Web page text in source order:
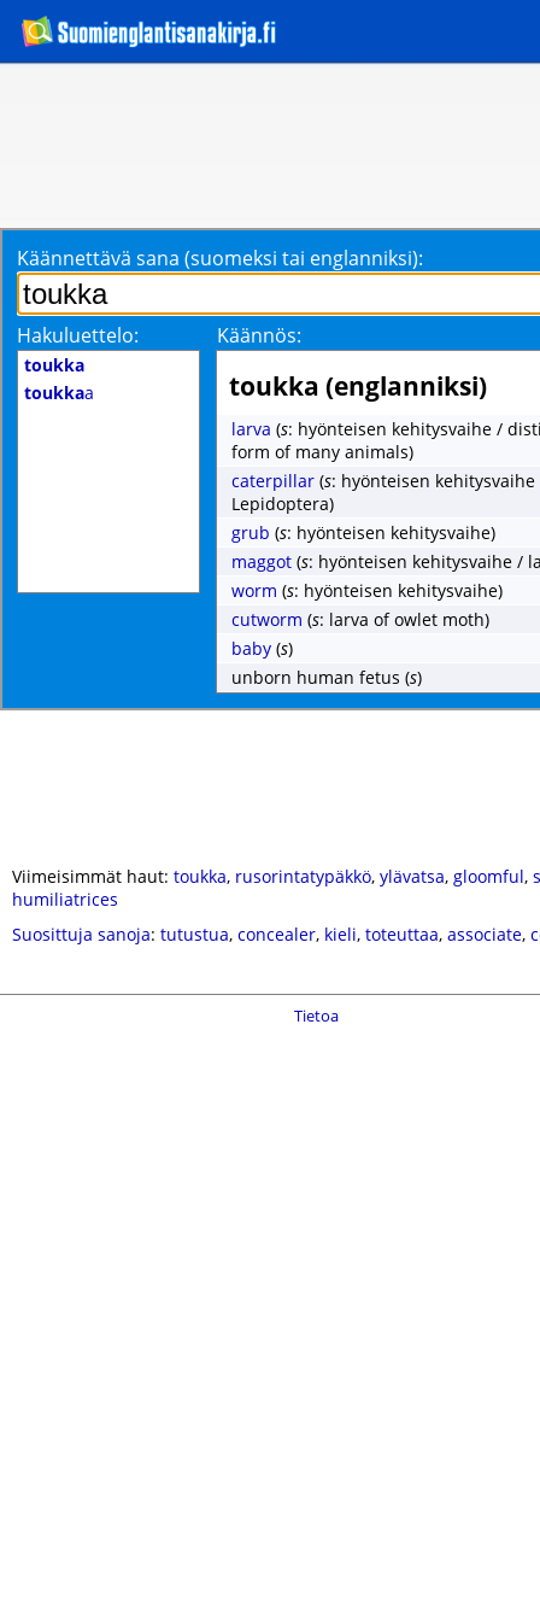
Käännettävä sana (suomeksi tai englanniksi):
Hakuluettelo: Käännös:
toukka
toukkaa toukka (englanniksi)
larva (s: hyönteisen kehitysvaihe /
form of many animals)
caterpillar (s: hyönteisen
Lepidoptera)
grub (s: hyönteisen kehitysvaihe)
maggot (s: hyönteisen kehitysvaihe /
worm (s: hyönteisen kehitysvaihe)
cutworm (s: larva of owlet moth)
baby (s)
unborn human fetus (s)
Viimeisimmät haut: toukka, rusorintatypäkkö, ylävatsa, gloomful,
humiliatrices
Suosittuja sanoja: tutustua, concealer, kieli, toteuttaa, associate,
Tietoa